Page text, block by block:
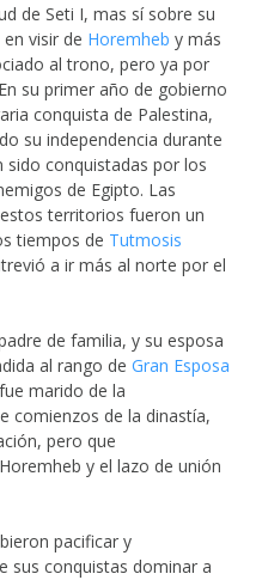
de Seti I, mas sí sobre su
visir de Horemheb y más
al trono, pero ya por
su primer año de gobierno
conquista de Palestina,
su independencia durante
sido conquistadas por los
de Egipto. Las
territorios fueron un
tiempos de Tutmosis
a ir más al norte por el
de familia, y su esposa
al rango de Gran Esposa
marido de la
comienzos de la dinastía,
pero que
y el lazo de unión
pacificar y
sus conquistas dominar a